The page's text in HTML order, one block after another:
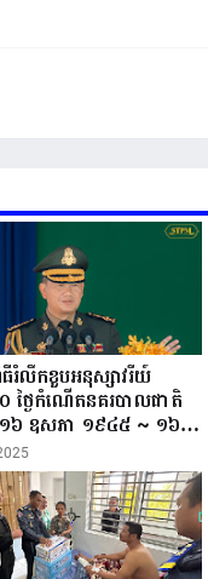
រំលឹកខួបអនុស្សាវរីយ៍
ថ្ងៃកំណើតនគរបាលជាតិ
១៦ ឧសភា ១៩៤៥ ~ ១៦
២៥”...